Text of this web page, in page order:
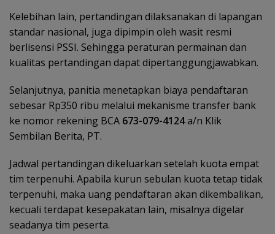
Kelebihan lain, pertandingan dilaksanakan di lapangan
standar nasional, juga dipimpin oleh wasit resmi
berlisensi PSSI. Sehingga peraturan permainan dan
kualitas pertandingan dapat dipertanggungjawabkan.
Selanjutnya, panitia menetapkan biaya pendaftaran
sebesar Rp350 ribu melalui mekanisme transfer bank
ke nomor rekening BCA 673-079-4124a/n Klik
Sembilan Berita, PT.
Jadwal pertandingan dikeluarkan setelah kuota empat
tim terpenuhi. Apabila kurun sebulan kuota tetap tidak
terpenuhi, maka uang pendaftaran akan dikembalikan,
kecuali terdapat kesepakatan lain, misalnya digelar
seadanya tim peserta.